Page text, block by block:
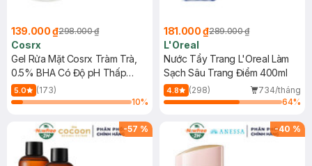
139.000 ₫298.000 ₫
Cosrx
Gel Rửa Mặt Cosrx Tràm Trà,
0.5% BHA Có Độ pH Thấp
150ml
5.0
(173)
10%
181.000 ₫289.000 ₫
L'Oreal
Nước Tẩy Trang L'Oreal Làm
Sạch Sâu Trang Điểm 400ml
4.8 (298)
734/tháng
64%
-57 % -40 %